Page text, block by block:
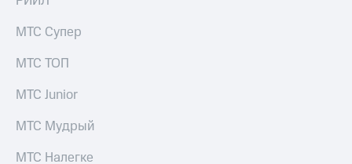
акций
Дивиденды
Рынок
облигаций
Описание
Еврооблигации-2023
Уведомление
МТС Супер
МТС ТОП
МТС Junior
МТС Мудрый
МТС Налегке